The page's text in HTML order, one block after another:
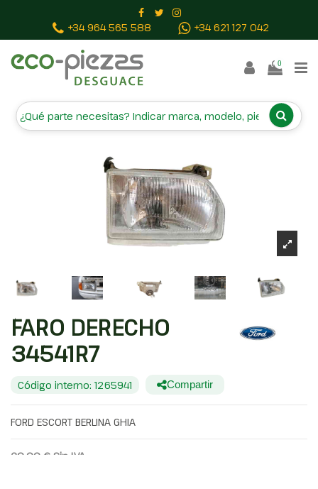
+34 964 565 588 +34 621 127 042
0
FARO DERECHO 34541R7
FARO DERECHO
34541R7
Código interno: 1265941 Compartir
FORD ESCORT BERLINA GHIA
20,00 € Sin IVA